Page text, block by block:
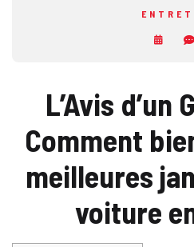
L’Avis d’un
Comment
meilleures
voiture